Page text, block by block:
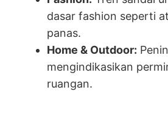
dasar fashion seperti
panas.
Home & Outdoor:
mengindikasikan
ruangan.